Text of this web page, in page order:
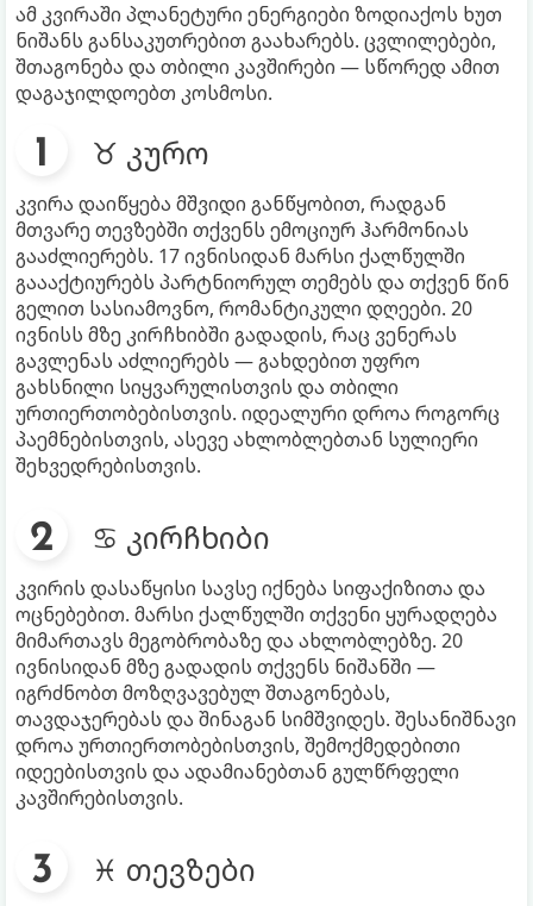
ამ კვირაში პლანეტური ენერგიები ზოდიაქოს ხუთ
ნიშანს განსაკუთრებით გაახარებს. ცვლილებები,
შთაგონება და თბილი კავშირები — სწორედ ამით
დაგაჯილდოებთ კოსმოსი.
♉ კურო
კვირა დაიწყება მშვიდი განწყობით, რადგან
მთვარე თევზებში თქვენს ემოციურ ჰარმონიას
გააძლიერებს. 17 ივნისიდან მარსი ქალწულში
გაააქტიურებს პარტნიორულ თემებს და თქვენ წინ
გელით სასიამოვნო, რომანტიკული დღეები. 20
ივნისს მზე კირჩხიბში გადადის, რაც ვენერას
გავლენას აძლიერებს — გახდებით უფრო
გახსნილი სიყვარულისთვის და თბილი
ურთიერთობებისთვის. იდეალური დროა როგორც
პაემნებისთვის, ასევე ახლობლებთან სულიერი
შეხვედრებისთვის.
♋ კირჩხიბი
კვირის დასაწყისი სავსე იქნება სიფაქიზითა და
ოცნებებით. მარსი ქალწულში თქვენი ყურადღება
მიმართავს მეგობრობაზე და ახლობლებზე. 20
ივნისიდან მზე გადადის თქვენს ნიშანში —
იგრძნობთ მოზღვავებულ შთაგონებას,
თავდაჯერებას და შინაგან სიმშვიდეს. შესანიშნავი
დროა ურთიერთობებისთვის, შემოქმედებითი
იდეებისთვის და ადამიანებთან გულწრფელი
კავშირებისთვის.
♓ თევზები